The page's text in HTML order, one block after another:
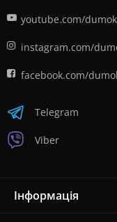
youtube.com/
instagram.com/
facebook.com/
Telegram
Viber
Інформація